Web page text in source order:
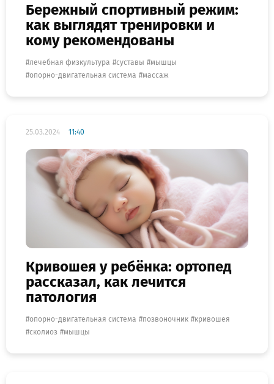
Бережный спортивный режим:
как выглядят тренировки и
кому рекомендованы
лечебная физкультура суставы
мышцы
опорно-двигательная система
массаж
25.03.2024 11:40
Кривошея у ребёнка: ортопед
рассказал, как лечится
патология
опорно-двигательная система позвоночник
кривошея
сколиоз
мышцы